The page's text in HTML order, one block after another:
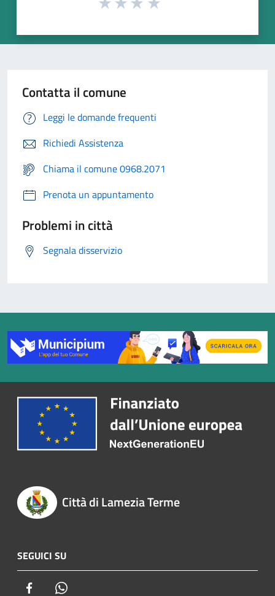
Contatta il comune
Leggi le domande frequenti
Richiedi Assistenza
Chiama il comune 0968.2071
Prenota un appuntamento
Problemi in città
Segnala disservizio
Città di Lamezia Terme
SEGUICI SU
Facebook